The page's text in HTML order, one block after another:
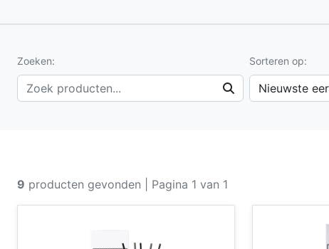
Zoeken: Sorteren op:
9 producten gevonden | Pagina 1 van 1